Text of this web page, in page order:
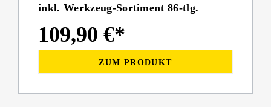
inkl. Werkzeug-Sortiment 86-tlg.
109,90 €*
ZUM PRODUKT